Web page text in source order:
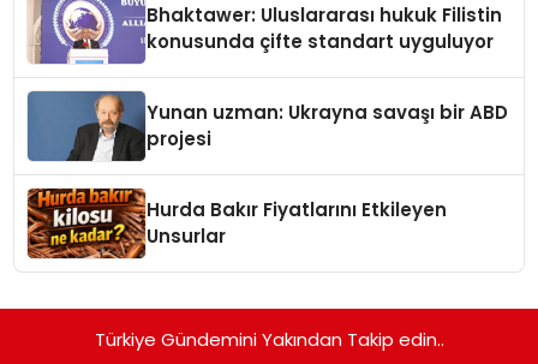
Bhaktawer: Uluslararası hukuk Filistin
konusunda çifte standart uyguluyor
Yunan uzman: Ukrayna savaşı bir ABD
projesi
Hurda Bakır Fiyatlarını Etkileyen
Unsurlar
Türkiye Gündemini Yakından Takip edin..